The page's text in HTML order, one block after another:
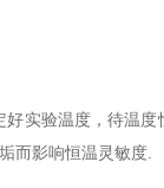
实验温度，待温
而影响恒温灵敏度.